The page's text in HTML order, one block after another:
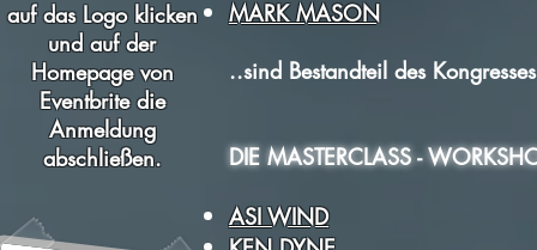
MARK MASON
..sind Bestandteil des
DIE MASTERCLASS -
ASI WIND
auf das Logo klicken
und auf der
Homepage von
Eventbrite die
Anmeldung
abschließen.